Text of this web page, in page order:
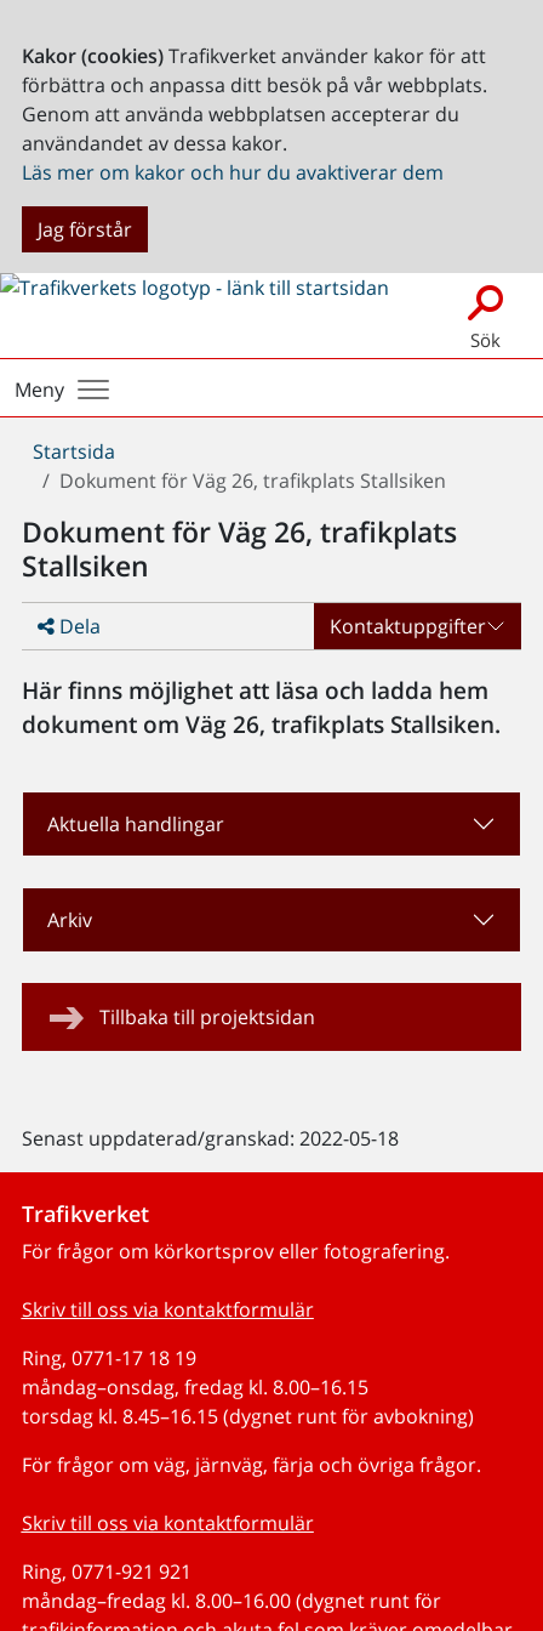
Kakor (cookies)Trafikverket använder kakor för att
förbättra och anpassa ditt besök på vår webbplats.
Genom att använda webbplatsen accepterar du
användandet av dessa kakor.
Läs mer om kakor och hur du avaktiverar dem
Jag förstår
Sök
Meny
Du
är
Startsida
Dokument för Väg 26, trafikplats Stallsiken
Dokument för Väg 26, trafikplats
Stallsiken
Dela Kontaktuppgifter
Här finns möjlighet att läsa och ladda hem
dokument om Väg 26, trafikplats Stallsiken.
Aktuella handlingar
Arkiv
Tillbaka till projektsidan
Senast uppdaterad/granskad: 2022-05-18
Trafikverket
För frågor om körkortsprov eller fotografering.
Skriv till oss via kontaktformulär
Ring, 0771-17 18 19
måndag–onsdag, fredag kl. 8.00–16.15
torsdag kl. 8.45–16.15 (dygnet runt för avbokning)
För frågor om väg, järnväg, färja och övriga frågor.
Skriv till oss via kontaktformulär
Ring, 0771-921 921
måndag–fredag kl. 8.00–16.00 (dygnet runt för